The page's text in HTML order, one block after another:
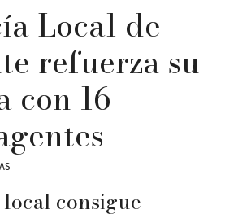
Local de
refuerza su
16
consigue